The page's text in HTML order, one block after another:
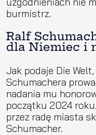
burmistrz.
Ralf
dla Niemiec i
Jak podaje Die
Schumachera
nadania mu
początku 2024
przez radę miasta
Schumacher.